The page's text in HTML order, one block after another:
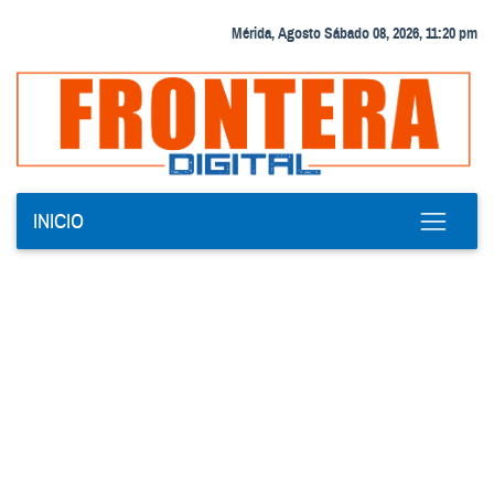
Mérida, Agosto Sábado 08, 2026, 11:20 pm
INICIO